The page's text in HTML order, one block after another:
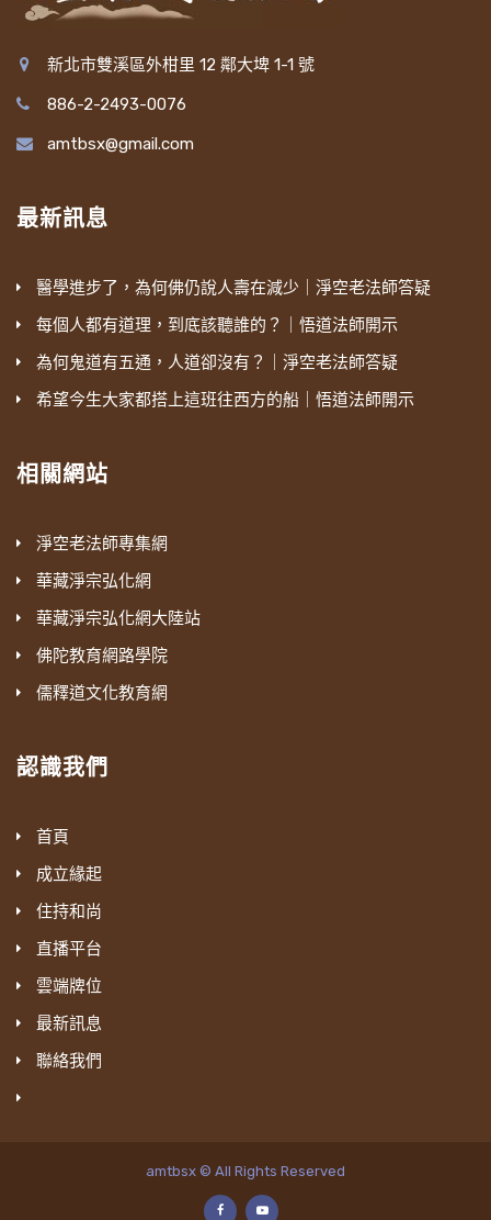
新北市雙溪區外柑里 12 鄰大埤 1-1 號
886-2-2493-0076
amtbsx@gmail.com
最新訊息
醫學進步了，為何佛仍說人壽在減少｜淨空老法師答疑
每個人都有道理，到底該聽誰的？｜悟道法師開示
為何鬼道有五通，人道卻沒有？｜淨空老法師答疑
希望今生大家都搭上這班往西方的船｜悟道法師開示
相關網站
淨空老法師專集網
華藏淨宗弘化網
華藏淨宗弘化網大陸站
佛陀教育網路學院
儒釋道文化教育網
認識我們
首頁
成立緣起
住持和尚
直播平台
雲端牌位
最新訊息
聯絡我們
amtbsx © All Rights Reserved